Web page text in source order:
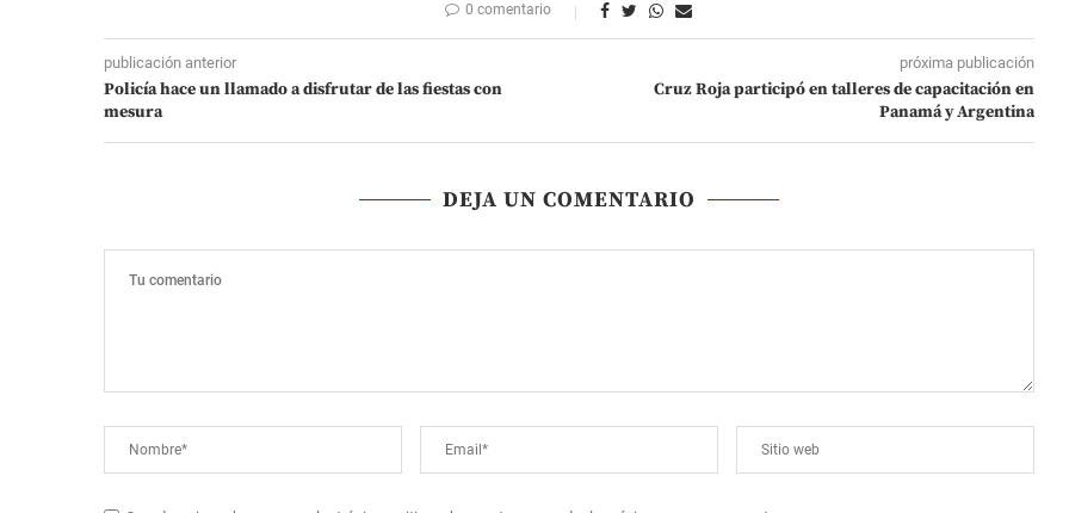
0 comentario
publicación anterior
Policía hace un llamado a disfrutar de las fiestas con
mesura
próxima publicación
Cruz Roja participó en talleres de capacitación en
Panamá y Argentina
DEJA UN COMENTARIO